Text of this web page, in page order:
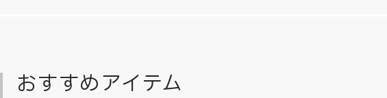
おすすめアイテム